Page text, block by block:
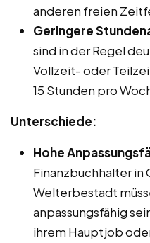
anderen freien
Geringere
sind in der Regel
Vollzeit- oder
15 Stunden pro
Unterschiede:
Hohe
Finanzbuchhalter in
Welterbestadt
anpassungsfähig
ihrem Hauptjob